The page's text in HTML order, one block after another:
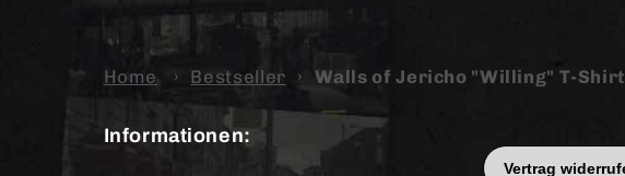
Home › Bestseller › Walls of Jericho "Willing" T-Shirt
Informationen: